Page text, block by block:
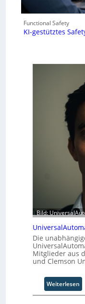
Functional Safety
KI-gestütztes
Bild:
Die
Mitglieder aus
und Clemson
Weiterlesen
U